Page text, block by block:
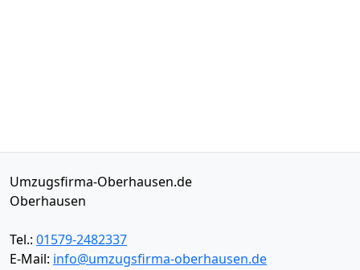
Umzugsfirma-Oberhausen.de
Oberhausen
Tel.: 01579-2482337
E-Mail: info@umzugsfirma-oberhausen.de